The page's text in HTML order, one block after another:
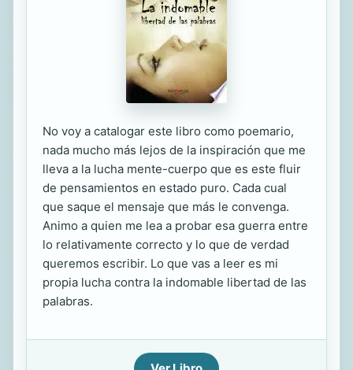
No voy a catalogar este libro como poemario,
nada mucho más lejos de la inspiración que me
lleva a la lucha mente-cuerpo que es este fluir
de pensamientos en estado puro. Cada cual
que saque el mensaje que más le convenga.
Animo a quien me lea a probar esa guerra entre
lo relativamente correcto y lo que de verdad
queremos escribir. Lo que vas a leer es mi
propia lucha contra la indomable libertad de las
palabras.